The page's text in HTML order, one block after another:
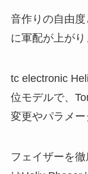
音作りの自由
に軍配が上がり
tc electronic
位モデルで、
変更やパラメー
フェイザーを